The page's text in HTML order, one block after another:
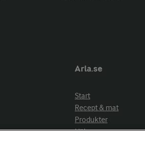
Arla.se
Start
Recept & mat
Produkter
Hälsa